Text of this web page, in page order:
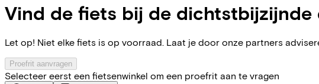
Vind de fiets bij de dichtstbijzijnde
Let op! Niet elke fiets is op voorraad. Laat je door onze partners
Proefrit aanvragen
Selecteer eerst een fietsenwinkel om een proefrit aan te vragen